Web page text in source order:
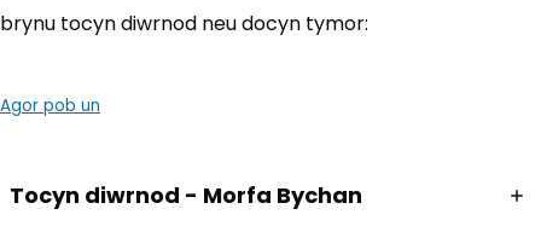
brynu tocyn diwrnod neu docyn tymor:
Agor pob un
Tocyn diwrnod - Morfa Bychan